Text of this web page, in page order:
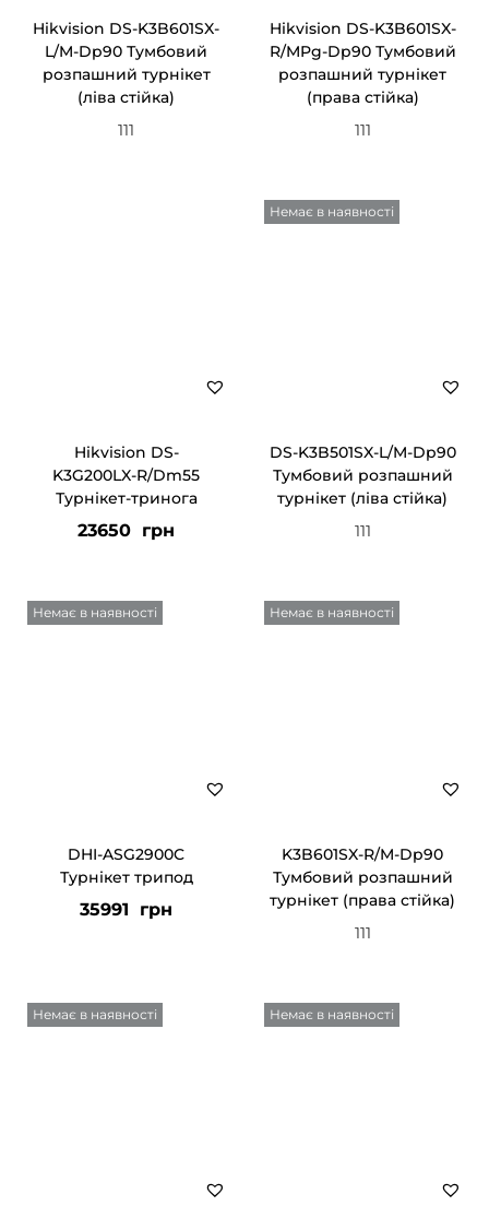
Hikvision DS-K3B601SX-
L/M-Dp90 Тумбовий
розпашний турнікет
(ліва стійка)
111
Hikvision DS-K3B601SX-
R/MPg-Dp90 Тумбовий
розпашний турнікет
(права стійка)
111
Hikvision DS-
K3G200LX-R/Dm55
Турнікет-тринога
23650 грн
Немає в наявності
DS-K3B501SX-L/M-Dp90
Тумбовий розпашний
турнікет (ліва стійка)
111
Немає в наявності
DHI-ASG2900C
Турнікет трипод
35991 грн
Немає в наявності
K3B601SX-R/M-Dp90
Тумбовий розпашний
турнікет (права стійка)
111
Немає в наявності Немає в наявності